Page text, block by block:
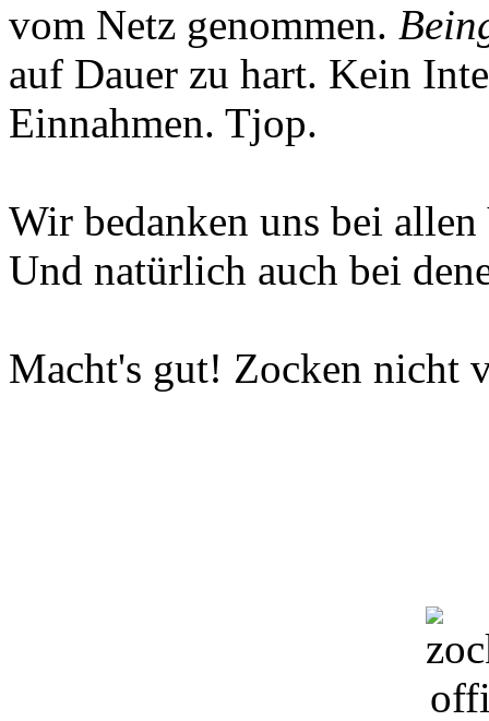
vom Netz genommen.
auf Dauer zu hart. Kein
Einnahmen. Tjop.
Wir bedanken uns bei
Und natürlich auch bei
Macht's gut! Zocken nicht